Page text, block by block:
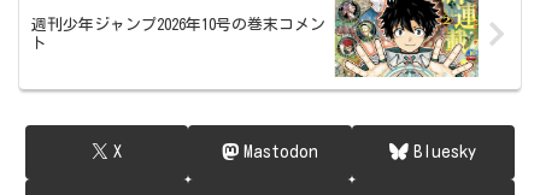
週刊少年ジャンプ2026年10号の巻末コメン
ト
X Mastodon Bluesky